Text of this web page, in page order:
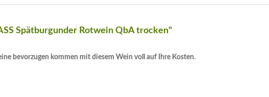
Spätburgunder Rotwein QbA trocken"
bevorzugen kommen mit diesem Wein voll auf Ihre Kosten.